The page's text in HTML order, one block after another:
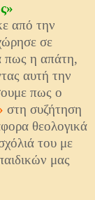
από την
σε
πως η απάτη,
αυτή την
πως ο
στη συζήτηση
θεολογικά
του με
μας